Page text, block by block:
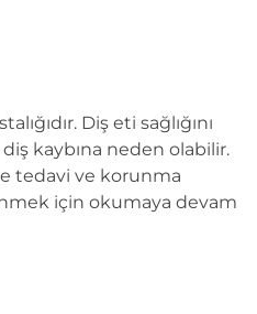
Diş eti sağlığını
kaybına neden olabilir.
tedavi ve korunma
için okumaya devam